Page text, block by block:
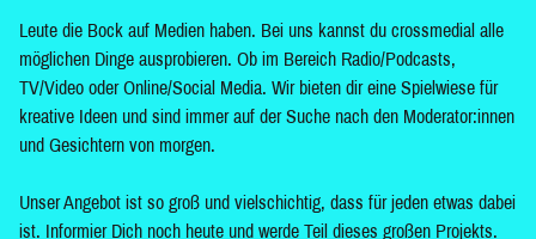
Leute die Bock auf Medien haben. Bei uns kannst du crossmedial alle
möglichen Dinge ausprobieren. Ob im Bereich Radio/Podcasts,
TV/Video oder Online/Social Media. Wir bieten dir eine Spielwiese für
kreative Ideen und sind immer auf der Suche nach den Moderator:innen
und Gesichtern von morgen.
Unser Angebot ist so groß und vielschichtig, dass für jeden etwas dabei
ist. Informier Dich noch heute und werde Teil dieses großen Projekts.